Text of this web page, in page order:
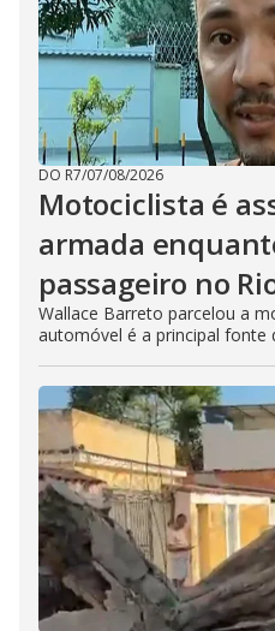
DO R7/07/08/2026
Motociclista é
armada
passageiro no
Wallace Barreto parcelou a
automóvel é a principal fonte